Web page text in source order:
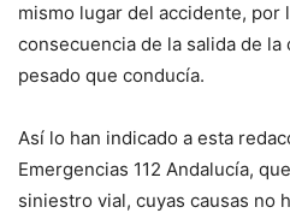
mismo lugar del accidente, por
consecuencia de la salida de
pesado que conducía.
Así lo han indicado a esta
Emergencias 112 Andalucía,
siniestro vial, cuyas causas no